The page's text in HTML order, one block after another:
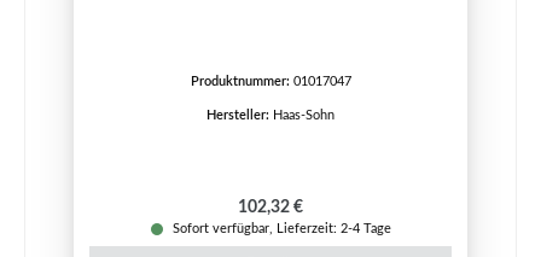
Produktnummer: 01017047
Hersteller: Haas-Sohn
Regulärer Preis:
102,32 €
Sofort verfügbar, Lieferzeit: 2-4 Tage